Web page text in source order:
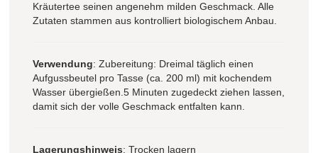
Kräutertee seinen angenehm milden Geschmack. Alle
Zutaten stammen aus kontrolliert biologischem Anbau.
Verwendung: Zubereitung: Dreimal täglich einen
Aufgussbeutel pro Tasse (ca. 200 ml) mit kochendem
Wasser übergießen.5 Minuten zugedeckt ziehen lassen,
damit sich der volle Geschmack entfalten kann.
Lagerungshinweis: Trocken lagern